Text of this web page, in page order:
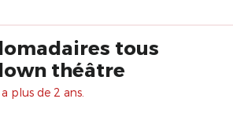
tous
théâtre
plus de 2 ans.